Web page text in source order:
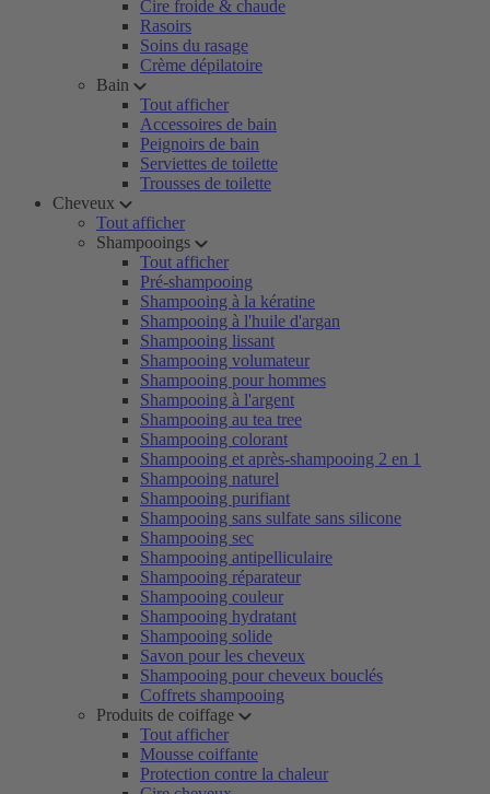
Cire froide & chaude
Rasoirs
Soins du rasage
Crème dépilatoire
Bain
Tout afficher
Accessoires de bain
Peignoirs de bain
Serviettes de toilette
Trousses de toilette
Cheveux
Tout afficher
Shampooings
Tout afficher
Pré-shampooing
Shampooing à la kératine
Shampooing à l'huile d'argan
Shampooing lissant
Shampooing volumateur
Shampooing pour hommes
Shampooing à l'argent
Shampooing au tea tree
Shampooing colorant
Shampooing et après-shampooing 2 en 1
Shampooing naturel
Shampooing purifiant
Shampooing sans sulfate sans silicone
Shampooing sec
Shampooing antipelliculaire
Shampooing réparateur
Shampooing couleur
Shampooing hydratant
Shampooing solide
Savon pour les cheveux
Shampooing pour cheveux bouclés
Coffrets shampooing
Produits de coiffage
Tout afficher
Mousse coiffante
Protection contre la chaleur